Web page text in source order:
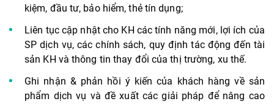
kiệm, đầu tư, bảo hiểm, thẻ tín dụng;
Liên tục cập nhật cho KH các tính năng mới, lợi ích của
SP dịch vụ, các chính sách, quy định tác động đến tài
sản KH và thông tin thay đổi của thị trường, xu thế.
Ghi nhận & phản hồi ý kiến của khách hàng về sản
phẩm dịch vụ và đề xuất các giải pháp để nâng cao